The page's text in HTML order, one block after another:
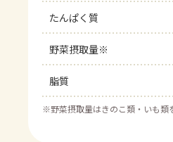
たんぱく質
野菜摂取量※
脂質
※野菜摂取量はきのこ類・いも類